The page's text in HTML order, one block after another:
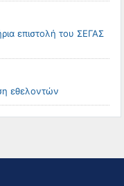
επιστολή του ΣΕΓΑΣ
εθελοντών